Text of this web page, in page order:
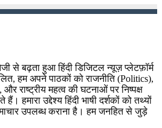
से बढ़ता हुआ हिंदी डिजिटल न्यूज़ प्लेटफ़ॉर्म
हम अपने पाठकों को राजनीति (Politics),
राष्ट्रीय महत्व की घटनाओं पर निष्पक्ष
हमारा उद्देश्य हिंदी भाषी दर्शकों को तथ्यों
उपलब्ध कराना है। हम जनहित से जुड़े